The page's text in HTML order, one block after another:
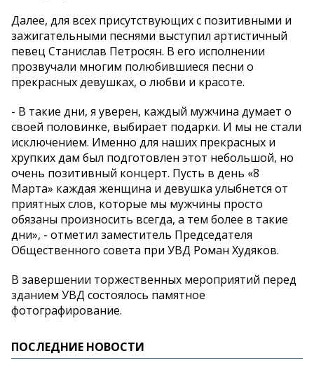
Далее, для всех присутствующих с позитивными и
зажигательными песнями выступил артистичный
певец Станислав Петросян. В его исполнении
прозвучали многим полюбившиеся песни о
прекрасных девушках, о любви и красоте.
- В такие дни, я уверен, каждый мужчина думает о
своей половинке, выбирает подарки. И мы не стали
исключением. Именно для наших прекрасных и
хрупких дам был подготовлен этот небольшой, но
очень позитивный концерт. Пусть в день «8
Марта» каждая женщина и девушка улыбнется от
приятных слов, которые мы мужчины просто
обязаны произносить всегда, а тем более в такие
дни», - отметил заместитель Председателя
Общественного совета при УВД Роман Худяков.
В завершении торжественных мероприятий перед
зданием УВД состоялось памятное
фотографирование.
ПОСЛЕДНИЕ НОВОСТИ